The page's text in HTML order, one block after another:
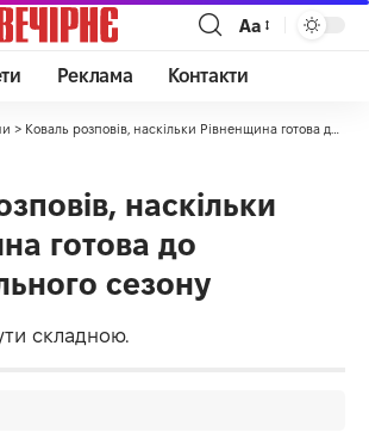
Аа
Реклама Контакти
> Коваль розповів, наскільки Рівненщина готова до опалювального сезону
наскільки
готова до
сезону
складною.